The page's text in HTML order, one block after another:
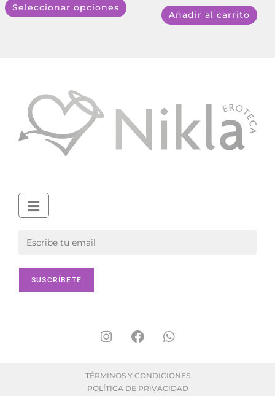
Seleccionar opciones
Añadir al carrito
TÉRMINOS Y CONDICIONES
POLÍTICA DE PRIVACIDAD